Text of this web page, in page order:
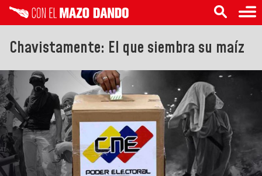
Chavistamente: El que siembra su maíz